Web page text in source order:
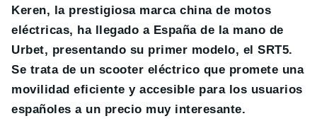
Keren, la prestigiosa marca china de motos
eléctricas, ha llegado a España de la mano de
Urbet, presentando su primer modelo, el SRT5.
Se trata de un scooter eléctrico que promete una
movilidad eficiente y accesible para los usuarios
españoles a un precio muy interesante.